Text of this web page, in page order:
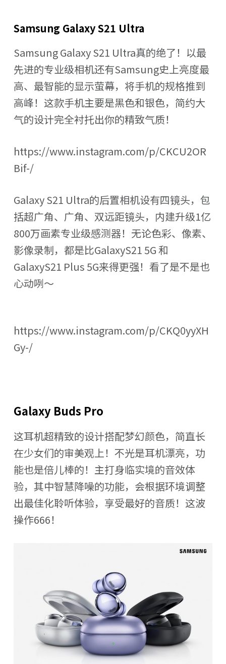
Samsung Galaxy S21 Ultra
Samsung Galaxy S21 Ultra真的绝了！以最
先进的专业级相机还有Samsung史上亮度最
高、最智能的显示萤幕，将手机的规格推到
高峰！这款手机主要是黑色和银色，简约大
气的设计完全衬托出你的精致气质！
https://www.instagram.com/p/CKCU2OR
Bif-/
Galaxy S21 Ultra的后置相机设有四镜头，包
括超广角、广角、双远距镜头，内建升级1亿
800万画素专业级感测器！无论色彩、像素、
影像录制，都是比GalaxyS21 5G 和
GalaxyS21 Plus 5G来得更强！看了是不是也
心动咧～
https://www.instagram.com/p/CKQ0yyXH
Gy-/
Galaxy Buds Pro
这耳机超精致的设计搭配梦幻颜色，简直长
在少女们的审美观上！不光是耳机漂亮，功
能也是倍儿棒的！主打身临实境的音效体
验，其中智慧降噪的功能，会根据环境调整
出最佳化聆听体验，享受最好的音质！这波
操作666！